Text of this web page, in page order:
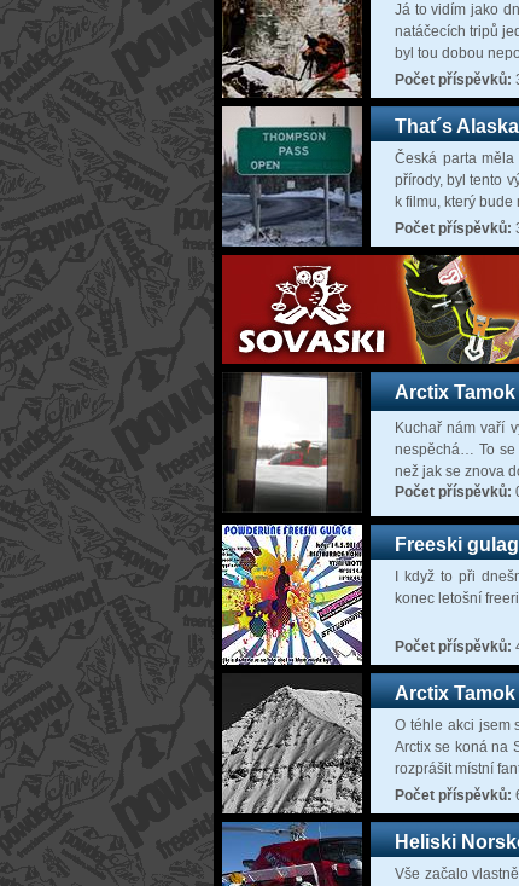
Já to vidím jako
natáčecích tripů
byl tou dobou
Počet příspěvků:
That´s
Česká parta
přírody, byl tento
k filmu, který bude
Počet příspěvků:
Arctix Tamok
Kuchař nám vaří
nespěchá… To se
než jak se znova
Počet příspěvků:
Freeski
I když to při
konec letošní
Počet příspěvků:
Arctix Tamok
O téhle akci jsem
Arctix se koná na
rozprášit místní
Počet příspěvků:
Heliski
Vše začalo